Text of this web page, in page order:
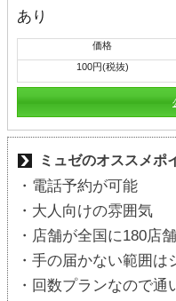
あり
価格
100円(税抜)
ミュゼのオススメポ
・電話予約が可能
・大人向けの雰囲気
・店舗が全国に180店
・手の届かない範囲
・回数プランなので通